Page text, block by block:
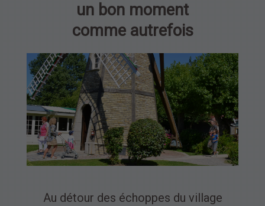
un bon moment
comme autrefois
Au détour des échoppes du village